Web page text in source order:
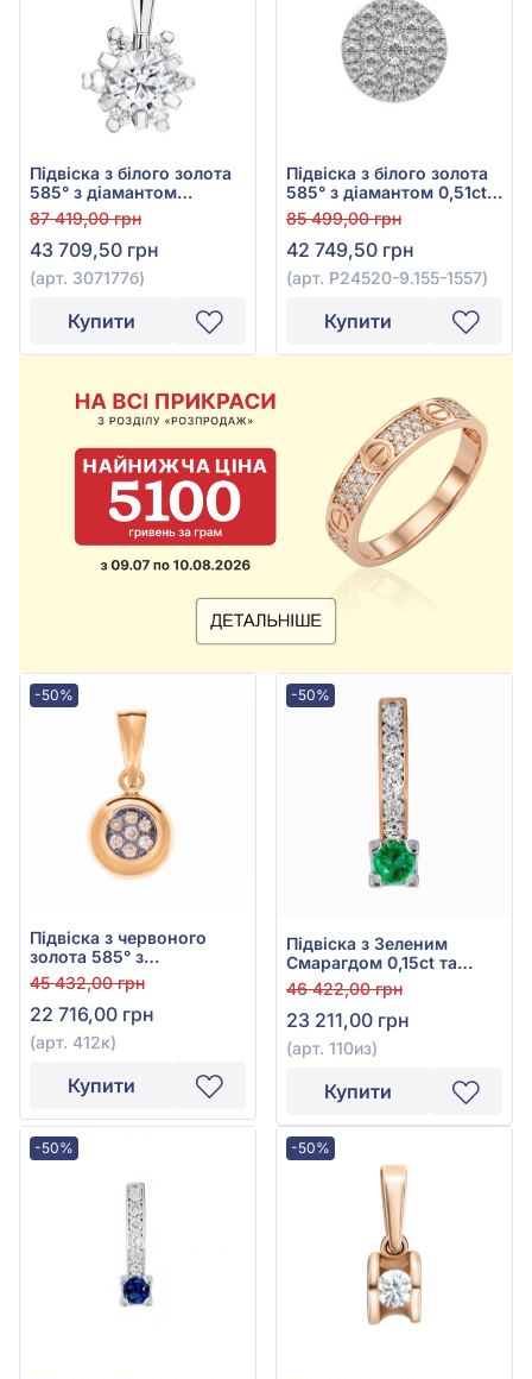
Підвіска з білого золота
585° з діамантом
0,363ct, арт. 307177б
87 419,00 грн
43 709,50 грн
(арт. 307177б)
Купити
Підвіска з білого золота
585° з діамантом 0,51ct,
арт. P24520-9.155-1557
85 499,00 грн
42 749,50 грн
(арт. P24520-9.155-1557)
Купити
-50%
Підвіска з червоного
золота 585° з
коричневим діамантом
0,105ct, арт. 412к
45 432,00 грн
22 716,00 грн
(арт. 412к)
Купити
-50%
Підвіска з Зеленим
Смарагдом 0,15ct та
Діамантом 0,124ct із
червоно-білого золота
585°, арт. 110из
46 422,00 грн
23 211,00 грн
(арт. 110из)
Купити
-50% -50%